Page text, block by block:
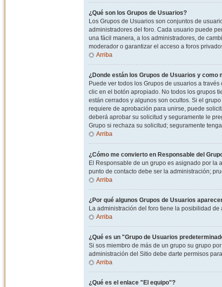
¿Qué son los Grupos de Usuarios?
Los Grupos de Usuarios son conjuntos de
administradores del foro. Cada usuario puede
una fácil manera, a los administradores, de
moderador o garantizar el acceso a foros
Arriba
¿Donde están los Grupos de Usuarios y como
Puede ver todos los Grupos de usuarios a
clic en el botón apropiado. No todos los grupos
están cerrados y algunos son ocultos. Si el
requiere de aprobación para unirse, puede
deberá aprobar su solicitud y seguramente le
Grupo si rechaza su solicitud; seguramente
Arriba
¿Cómo me convierto en Responsable del
El Responsable de un grupo es asignado por la
punto de contacto debe ser la administración;
Arriba
¿Por qué algunos Grupos de Usuarios
La administración del foro tiene la posibilidad
Arriba
¿Qué es un "Grupo de Usuarios
Si sos miembro de más de un grupo su grupo
administración del Sitio debe darte permisos
Arriba
¿Qué es el enlace "El equipo"?